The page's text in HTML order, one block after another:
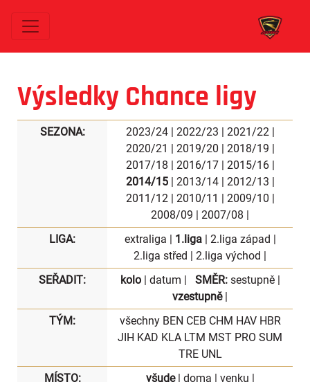
Výsledky Chance ligy
SEZONA: 2023/24| 2022/23 | 2021/22|
2020/21 | 2019/20 | 2018/19 |
2017/18 | 2016/17| 2015/16|
2014/15| 2013/14| 2012/13 |
2011/12| 2010/11 | 2009/10 |
2008/09 | 2007/08 |
LIGA:
extraliga | 1.liga| 2.liga západ |
2.liga střed | 2.liga východ |
SEŘADIT:
kolo| datum | SMĚR: sestupně|
vzestupně|
TÝM:
všechny BEN CEB CHM HAV HBR
JIH KAD KLA LTM MST PRO SUM
TRE UNL
MÍSTO:
všude| doma | venku |